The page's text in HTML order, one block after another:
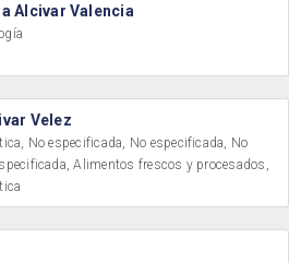
Alcivar Valencia
Velez
No especificada, No especificada, No
Alimentos frescos y procesados,